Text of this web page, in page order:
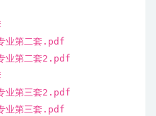
二套.pdf
二套2.pdf
三套2.pdf
三套.pdf